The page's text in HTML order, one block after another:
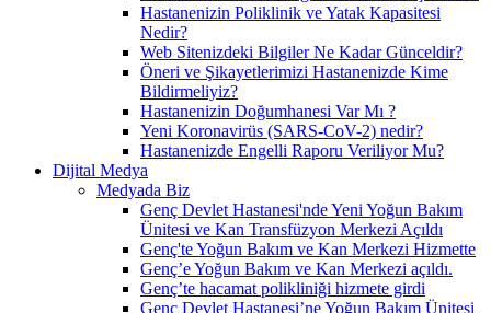
Hastanenizin Poliklinik ve Yatak Kapasitesi
Nedir?
Web Sitenizdeki Bilgiler Ne Kadar Günceldir?
Öneri ve Şikayetlerimizi Hastanenizde Kime
Bildirmeliyiz?
Hastanenizin Doğumhanesi Var Mı ?
Yeni Koronavirüs (SARS-CoV-2) nedir?
Hastanenizde Engelli Raporu Veriliyor Mu?
Dijital Medya
Medyada Biz
Genç Devlet Hastanesi'nde Yeni Yoğun Bakım
Ünitesi ve Kan Transfüzyon Merkezi Açıldı
Genç'te Yoğun Bakım ve Kan Merkezi Hizmette
Genç’e Yoğun Bakım ve Kan Merkezi açıldı.
Genç’te hacamat polikliniği hizmete girdi
Genç Devlet Hastanesi’ne Yoğun Bakım Ünitesi